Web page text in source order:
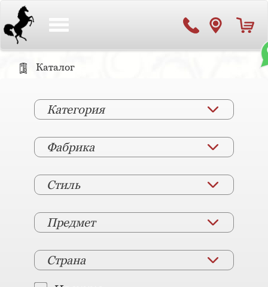
Каталог
Категория
Фабрика
Стиль
Предмет
Страна